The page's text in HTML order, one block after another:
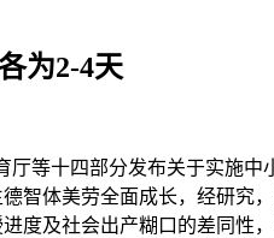
为2-4天
十四部分发布关于实施中
智体美劳全面成长，经研
度及社会出产糊口的差同